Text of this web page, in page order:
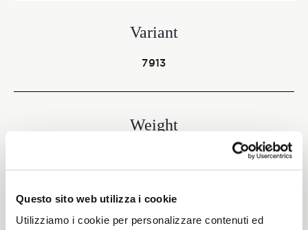
Questo sito web utilizza i cookie
Utilizziamo i cookie per personalizzare contenuti ed
Variant
7913
Weight
Height